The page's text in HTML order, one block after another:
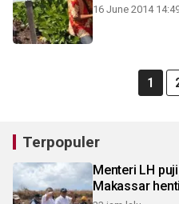
16 June 2014
1
Terpopuler
Menteri LH